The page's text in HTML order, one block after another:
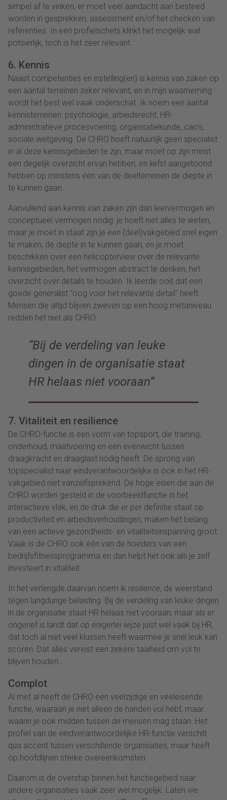
simpel af te vinken, er moet veel aandacht aan besteed
worden in gesprekken, assessment en/of het checken van
referenties. In een profielschets klinkt het mogelijk wat
potsierlijk, toch is het zeer relevant.
6. Kennis
Naast competenties en instelling(en) is kennis van zaken op
een aantal terreinen zeker relevant, en in mijn waarneming
wordt het best wel vaak onderschat. Ik noem een aantal
kennisterreinen: psychologie, arbeidsrecht, HR-
administratieve procesvoering, organisatiekunde, cao’s,
sociale wetgeving. De CHRO hoeft natuurlijk geen specialist
in al deze kennisgebieden te zijn, maar moet op zijn minst
een degelijk overzicht ervan hebben, en liefst aangetoond
hebben op minstens één van de deelterreinen de diepte in
te kunnen gaan.
Aanvullend aan kennis van zaken zijn dan leervermogen en
conceptueel vermogen nodig: je hoeft niet alles te weten,
maar je moet in staat zijn je een (deel)vakgebied snel eigen
te maken, de diepte in te kunnen gaan, en je moet
beschikken over een helicopterview over de relevante
kennisgebieden, het vermogen abstract te denken, het
overzicht over details te houden. Ik leerde ooit dat een
goede generalist “oog voor het relevante detail” heeft.
Mensen die altijd blijven zweven op een hoog metaniveau
redden het niet als CHRO.
“Bij de verdeling van leuke
dingen in de organisatie staat
HR helaas niet vooraan”
7. Vitaliteit en resilience
De CHRO-functie is een vorm van topsport, die training,
onderhoud, maatvoering en een evenwicht tussen
draagkracht en draaglast nodig heeft. De sprong van
topspecialist naar eindverantwoordelijke is ook in het HR-
vakgebied niet vanzelfsprekend. De hoge eisen die aan de
CHRO worden gesteld in de voorbeeldfunctie in het
interactieve vlak, en de druk die er per definitie staat op
productiviteit en arbeidsverhoudingen, maken het belang
van een actieve gezondheids- en vitaliteitsinspanning groot.
Vaak is de CHRO ook één van de hoeders van een
bedrijfsfitnessprogramma en dan helpt het ook als je zelf
investeert in vitaliteit.
In het verlengde daarvan noem ik resilience, de weerstand
tegen langdurige belasting. Bij de verdeling van leuke dingen
in de organisatie staat HR helaas niet vooraan, maar als er
ongerief is landt dat op enigerlei wijze juist wel vaak bij HR,
dat toch al niet veel klussen heeft waarmee je snel leuk kan
scoren. Dat alles vereist een zekere taaiheid om vol te
blijven houden…
Complot
Al met al heeft de CHRO een veelzijdige en veeleisende
functie, waaraan je niet alleen de handen vol hebt, maar
waarin je ook midden tussen de mensen mag staan. Het
profiel van de eindverantwoordelijke HR-functie verschilt
qua accent tussen verschillende organisaties, maar heeft
op hoofdlijnen sterke overeenkomsten.
Daarom is de overstap binnen het functiegebied naar
andere organisaties vaak zeer wel mogelijk. Laten we